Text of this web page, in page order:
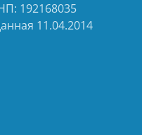
192168035
11.04.2014